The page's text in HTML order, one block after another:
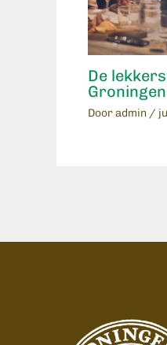
De
Groningen
Dooradmin /